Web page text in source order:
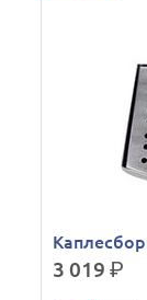
3 019р.